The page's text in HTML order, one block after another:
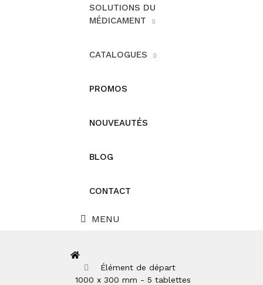
SOLUTIONS DU
MÉDICAMENT
CATALOGUES
PROMOS
NOUVEAUTÉS
BLOG
CONTACT
MENU
Élément de départ
1000 x 300 mm - 5 tablettes